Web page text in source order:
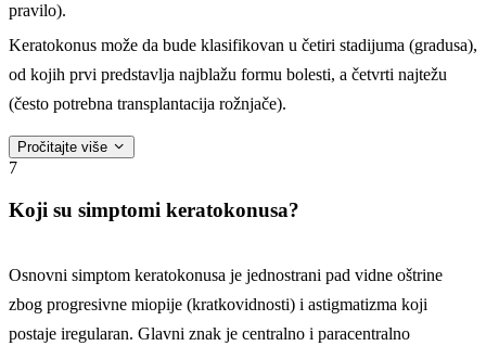
pravilo).
Keratokonus može da bude klasifikovan u četiri stadijuma (gradusa),
od kojih prvi predstavlja najblažu formu bolesti, a četvrti najtežu
(često potrebna transplantacija rožnjače).
Pročitajte više
7
Koji su simptomi keratokonusa?
Osnovni simptom keratokonusa je jednostrani pad vidne oštrine
zbog progresivne miopije (kratkovidnosti) i astigmatizma koji
postaje iregularan. Glavni znak je centralno i paracentralno